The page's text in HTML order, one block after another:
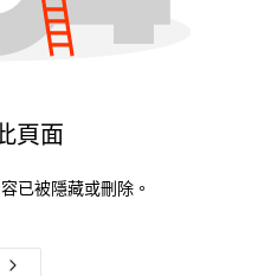
頁面
已被隱藏或刪除。